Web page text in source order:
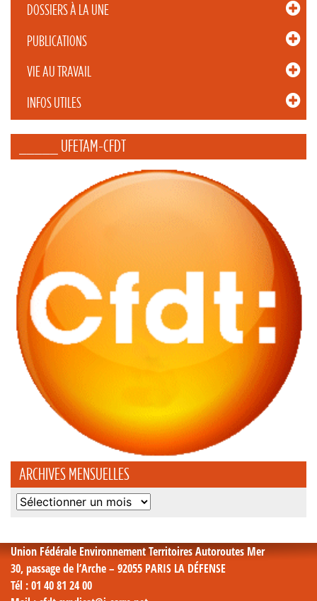
DOSSIERS À LA UNE
PUBLICATIONS
VIE AU TRAVAIL
INFOS UTILES
_____ UFETAM-CFDT
ARCHIVES MENSUELLES
Archives
Union Fédérale Environnement Territoires Autoroutes Mer
30, passage de l’Arche – 92055 PARIS LA DÉFENSE
Tél : 01 40 81 24 00